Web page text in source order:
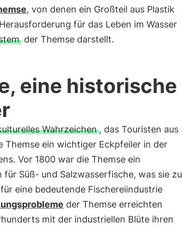
, von denen ein Großteil aus Plastik
für das Leben im Wasser
der Themse darstellt.
eine historische
Wahrzeichen, das Touristen aus
Themse ein wichtiger Eckpfeiler in der
Vor 1800 war die Themse ein
für Süß- und Salzwasserfische, was sie zu
eine bedeutende Fischereiindustrie
der Themse erreichten
mit der industriellen Blüte ihren